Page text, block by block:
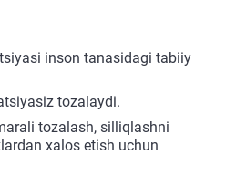
inson tanasidagi tabiiy
tozalaydi.
tozalash, silliqlashni
xalos etish uchun